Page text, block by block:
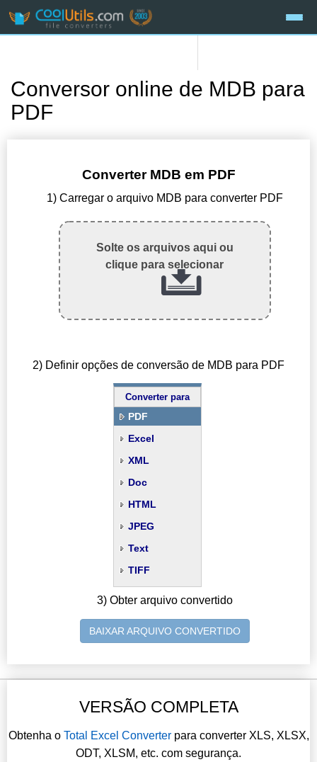
Conversor online de MDB para
PDF
Converter MDB em PDF
1) Carregar o arquivo MDB para converter PDF
Solte os arquivos aqui ou
clique para selecionar
2) Definir opções de conversão de MDB para PDF
Converter para
PDF
Excel
XML
Doc
HTML
JPEG
Text
TIFF
3) Obter arquivo convertido
BAIXAR ARQUIVO CONVERTIDO
VERSÃO COMPLETA
Obtenha o Total Excel Converterpara converter XLS, XLSX,
ODT, XLSM, etc. com segurança.